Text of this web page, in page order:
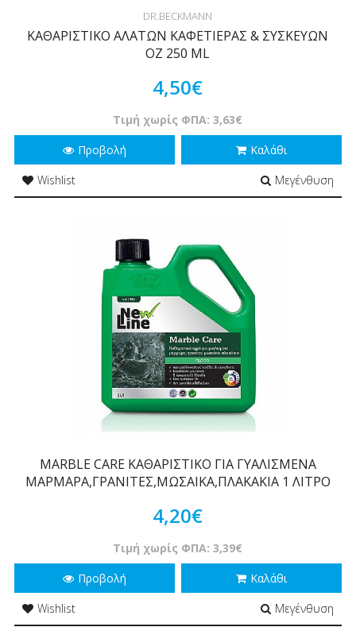
DR.BECKMANN
ΚΑΘΑΡΙΣΤΙΚΟ ΑΛΑΤΩΝ ΚΑΦΕΤΙΕΡΑΣ & ΣΥΣΚΕΥΩΝ
OZ 250 ML
4,50€
Τιμή χωρίς ΦΠΑ: 3,63€
Προβολή
Καλάθι
Wishlist
Μεγένθυση
MARBLE CARE ΚΑΘΑΡΙΣΤΙΚΟ ΓΙΑ ΓΥΑΛΙΣΜΕΝΑ
ΜΑΡΜΑΡΑ,ΓΡΑΝΙΤΕΣ,ΜΩΣΑΙΚΑ,ΠΛΑΚΑΚΙΑ 1 ΛΙΤΡΟ
4,20€
Τιμή χωρίς ΦΠΑ: 3,39€
Προβολή
Καλάθι
Wishlist
Μεγένθυση